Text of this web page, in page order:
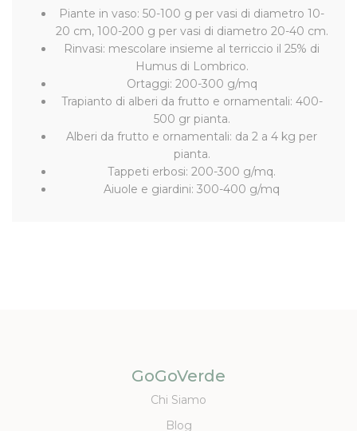
Piante in vaso: 50-100 g per vasi di diametro 10-
20 cm, 100-200 g per vasi di diametro 20-40 cm.
Rinvasi: mescolare insieme al terriccio il 25% di
Humus di Lombrico.
Ortaggi: 200-300 g/mq
Trapianto di alberi da frutto e ornamentali: 400-
500 gr pianta.
Alberi da frutto e ornamentali: da 2 a 4 kg per
pianta.
Tappeti erbosi: 200-300 g/mq.
Aiuole e giardini: 300-400 g/mq
GoGoVerde
Chi Siamo
Blog